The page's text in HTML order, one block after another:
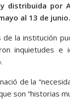
distribuida por
al 13 de junio.
la institución
inquietudes
de la
son “historias